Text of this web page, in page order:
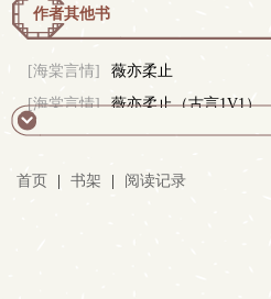
作者其他书
[海棠言情]
薇亦柔止
[海棠言情]
薇亦柔止（古言1V1）
首页 书架 阅读记录